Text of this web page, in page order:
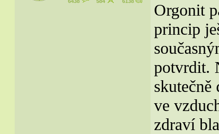
Orgonit
princip
potvrdit.
ve
zdraví